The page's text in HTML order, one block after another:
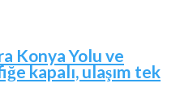
Konya Yolu ve
kapalı, ulaşım tek